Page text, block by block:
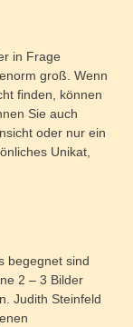
in Frage
groß. Wenn
finden, können
Sie auch
oder nur ein
Unikat,
begegnet sind
2 – 3 Bilder
Judith Steinfeld